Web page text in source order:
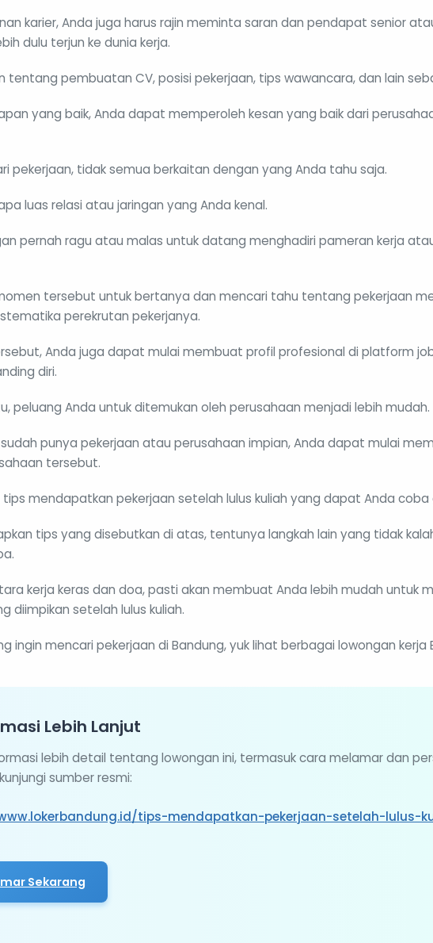
karier, Anda juga harus rajin meminta saran dan pendapat senior
dulu terjun ke dunia kerja.
tentang pembuatan CV, posisi pekerjaan, tips wawancara, dan lain
yang baik, Anda dapat memperoleh kesan yang baik dari
pekerjaan, tidak semua berkaitan dengan yang Anda tahu saja.
luas relasi atau jaringan yang Anda kenal.
pernah ragu atau malas untuk datang menghadiri pameran kerja
tersebut untuk bertanya dan mencari tahu tentang pekerjaan
perekrutan pekerjanya.
Anda juga dapat mulai membuat profil profesional di platform
diri.
peluang Anda untuk ditemukan oleh perusahaan menjadi lebih mudah.
punya pekerjaan atau perusahaan impian, Anda dapat mulai
tersebut.
mendapatkan pekerjaan setelah lulus kuliah yang dapat Anda coba
tips yang disebutkan di atas, tentunya langkah lain yang tidak
kerja keras dan doa, pasti akan membuat Anda lebih mudah untuk
diimpikan setelah lulus kuliah.
ingin mencari pekerjaan di Bandung, yuk lihat berbagai lowongan kerja
Lebih Lanjut
lebih detail tentang lowongan ini, termasuk cara melamar dan
sumber resmi:
tips-mendapatkan-pekerjaan-setelah-lulus-
Sekarang